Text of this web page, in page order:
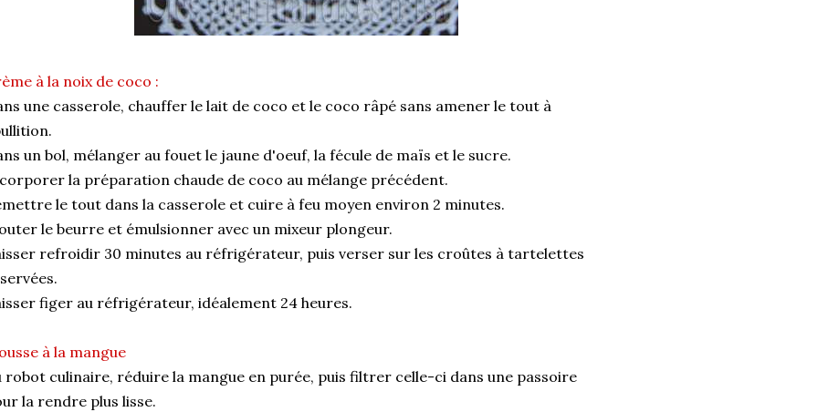
à la noix de coco :
une casserole, chauffer le lait de coco et le coco râpé sans amener le tout à
un bol, mélanger au fouet le jaune d'oeuf, la fécule de maïs et le sucre.
la préparation chaude de coco au mélange précédent.
le tout dans la casserole et cuire à feu moyen environ 2 minutes.
le beurre et émulsionner avec un mixeur plongeur.
refroidir 30 minutes au réfrigérateur, puis verser sur les croûtes à tartelettes
figer au réfrigérateur, idéalement 24 heures.
à la mangue
robot culinaire, réduire la mangue en purée, puis filtrer celle-ci dans une passoire
la rendre plus lisse.